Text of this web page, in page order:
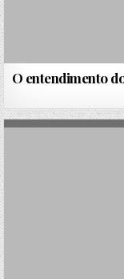
O entendimento